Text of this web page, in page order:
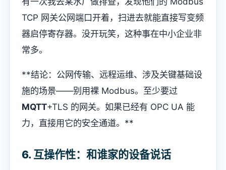
TCP 网关公网端口开着，扫进去就能直接写变频
器启停寄存器。没开玩笑，这种事在中小企业非
常多。
**结论：公网传输、远程运维、涉及关键基础设
施的场景——别用裸 Modbus。至少要过
MQTT+TLS 的网关。如果已经有 OPC UA 能
力，直接用它的安全通道。**
6. 互操作性：和谁家的设备说话